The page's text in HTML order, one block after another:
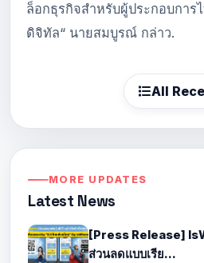
ล็อกธุรกิจสำหรับผู้ประกอบการ
ดิจิทัล“ นายสมบูรณ์ กล่าว.
All
MORE UPDATES
Latest News
[Press Release]
ส่วนลดแบบเรีย...